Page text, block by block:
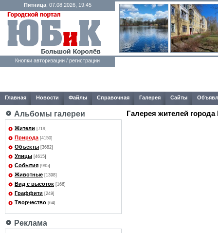
Пятница, 07.08.2026, 19:45
Кнопки авторизации / регистрации
Главная Новости Файлы Справочная Галерея Сайты
Альбомы галереи
Жители [719]
Природа [4150]
Объекты [3682]
Улицы [4615]
События [995]
Животные [1398]
Вид с высоток [166]
Граффити [249]
Творчество [64]
Реклама
Галерея жителей города